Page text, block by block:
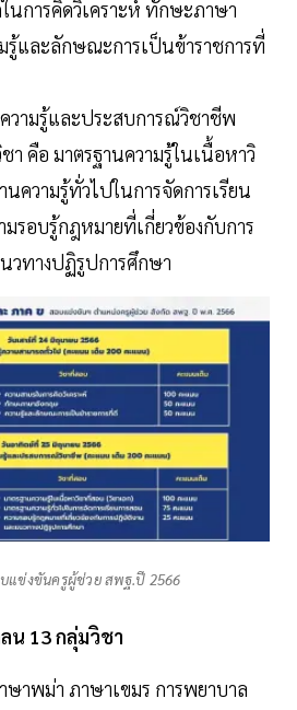
นการคิดวิเคราะห์ ทักษะภาษา
รู้และลักษณะการเป็นข้าราชการที่
วามรู้และประสบการณ์วิชาชีพ
คือ มาตรฐานความรู้ในเนื้อหาวิ
ความรู้ทั่วไปในการจัดการเรียน
รอบรู้กฎหมายที่เกี่ยวข้องกับการ
วทางปฏิรูปการศึกษา
แข่งขันครูผู้ช่วย สพฐ.ปี 2566
น 13 กลุ่มวิชา
ษาพม่า ภาษาเขมร การพยาบาล